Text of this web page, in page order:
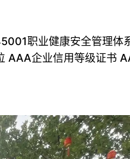
职业健康安全管理体
AAA企业信用等级证书